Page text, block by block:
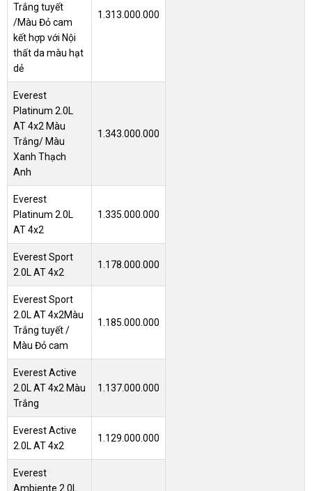
Trắng tuyết
/Màu Đỏ cam
kết hợp với Nội
thất da màu hạt
dẻ
1.313.000.000
Everest
Platinum 2.0L
AT 4x2 Màu
Trắng/ Màu
Xanh Thạch
Anh
1.343.000.000
Everest
Platinum 2.0L
AT 4x2
1.335.000.000
Everest Sport
2.0L AT 4x2
1.178.000.000
Everest Sport
2.0L AT 4x2Màu
Trắng tuyết /
Màu Đỏ cam
1.185.000.000
Everest Active
2.0L AT 4x2 Màu
Trắng
1.137.000.000
Everest Active
2.0L AT 4x2
1.129.000.000
Everest
Ambiente 2.0L